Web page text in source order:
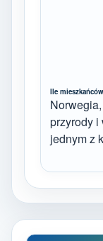
Ile
przyrody i
jednym z